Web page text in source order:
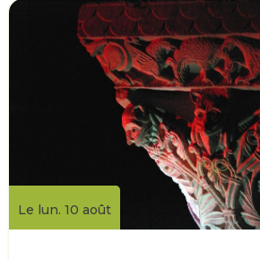
Le lun. 10 août